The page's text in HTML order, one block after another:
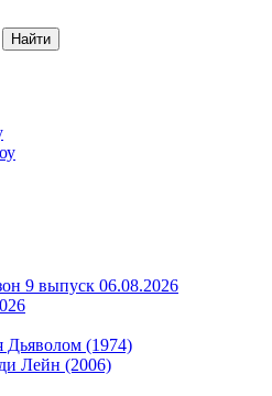
Найти
9 выпуск 06.08.2026
Дьяволом (1974)
Лейн (2006)